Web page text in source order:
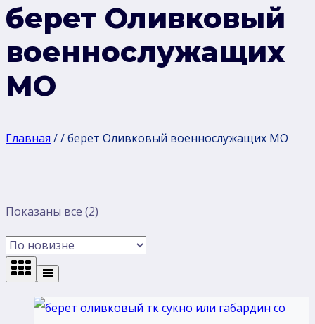
берет Оливковый
военнослужащих
МО
Главная //берет Оливковый военнослужащих МО
Показаны все (2)
самые
недавние